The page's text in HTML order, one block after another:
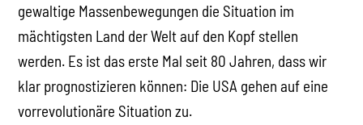
gewaltige Massenbewegungen die Situation im
mächtigsten Land der Welt auf den Kopf stellen
werden. Es ist das erste Mal seit 80 Jahren, dass wir
klar prognostizieren können: Die USA gehen auf eine
vorrevolutionäre Situation zu.